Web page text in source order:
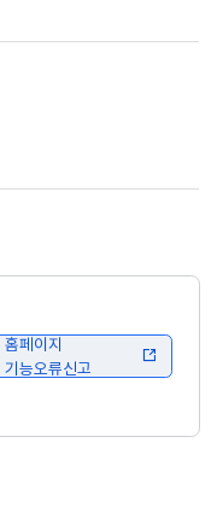
홈페이지
기능오류신고